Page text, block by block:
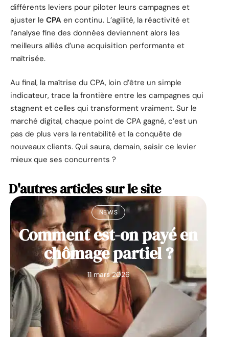
différents leviers pour piloter leurs campagnes et
ajuster le CPA en continu. L’agilité, la réactivité et
l’analyse fine des données deviennent alors les
meilleurs alliés d’une acquisition performante et
maîtrisée.
Au final, la maîtrise du CPA, loin d’être un simple
indicateur, trace la frontière entre les campagnes qui
stagnent et celles qui transforment vraiment. Sur le
marché digital, chaque point de CPA gagné, c’est un
pas de plus vers la rentabilité et la conquête de
nouveaux clients. Qui saura, demain, saisir ce levier
mieux que ses concurrents ?
D'autres articles sur le site
NEWS
Comment est-on payé en
chômage partiel ?
11 mars 2026